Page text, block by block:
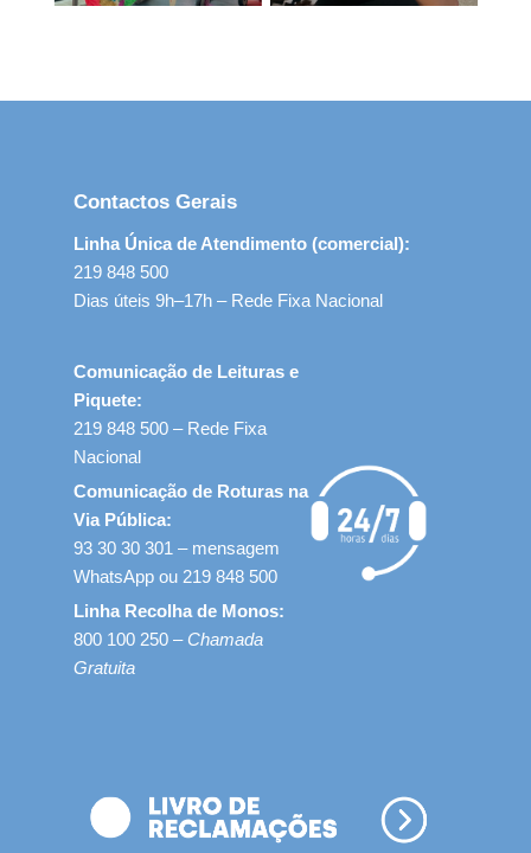
Contactos Gerais
Linha Única de Atendimento (comercial):
219 848 500
Dias úteis 9h–17h – Rede Fixa Nacional
Comunicação de Leituras e
Piquete:
219 848 500 – Rede Fixa
Nacional
Comunicação de Roturas na
Via Pública:
93 30 30 301 – mensagem
WhatsApp ou 219 848 500
Linha Recolha de Monos:
800 100 250 – Chamada
Gratuita